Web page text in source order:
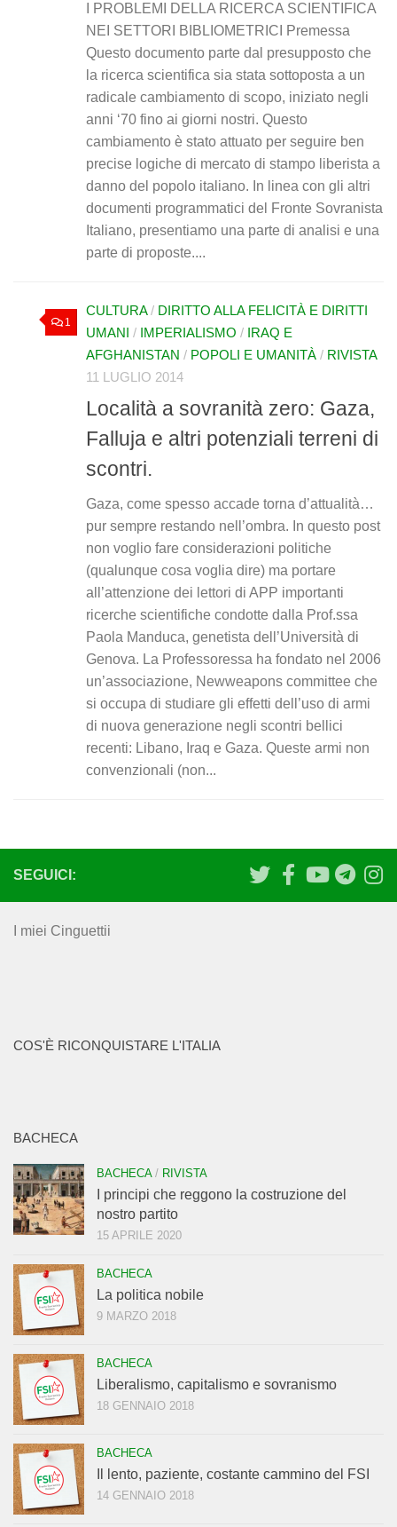
I PROBLEMI DELLA RICERCA SCIENTIFICA
NEI SETTORI BIBLIOMETRICI Premessa
Questo documento parte dal presupposto che
la ricerca scientifica sia stata sottoposta a un
radicale cambiamento di scopo, iniziato negli
anni ‘70 fino ai giorni nostri. Questo
cambiamento è stato attuato per seguire ben
precise logiche di mercato di stampo liberista a
danno del popolo italiano. In linea con gli altri
documenti programmatici del Fronte Sovranista
Italiano, presentiamo una parte di analisi e una
parte di proposte....
1
CULTURA/ DIRITTO ALLA FELICITÀ E DIRITTI
UMANI
/ IMPERIALISMO /
IRAQ E
AFGHANISTAN / POPOLI E UMANITÀ / RIVISTA
11 LUGLIO 2014
Località a sovranità zero: Gaza,
Falluja e altri potenziali terreni di
scontri.
Gaza, come spesso accade torna d’attualità…
pur sempre restando nell’ombra. In questo post
non voglio fare considerazioni politiche
(qualunque cosa voglia dire) ma portare
all’attenzione dei lettori di APP importanti
ricerche scientifiche condotte dalla Prof.ssa
Paola Manduca, genetista dell’Università di
Genova. La Professoressa ha fondato nel 2006
un’associazione, Newweapons committee che
si occupa di studiare gli effetti dell’uso di armi
di nuova generazione negli scontri bellici
recenti: Libano, Iraq e Gaza. Queste armi non
convenzionali (non...
SEGUICI:
I miei Cinguettii
COS'È RICONQUISTARE L'ITALIA
BACHECA
BACHECA/ RIVISTA
I principi che reggono la costruzione del
nostro partito
15 APRILE 2020
BACHECA
La politica nobile
9 MARZO 2018
BACHECA
Liberalismo, capitalismo e sovranismo
18 GENNAIO 2018
BACHECA
Il lento, paziente, costante cammino del FSI
14 GENNAIO 2018